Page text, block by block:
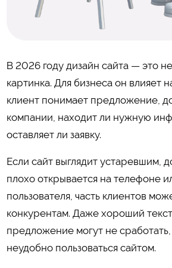
В 2026 году дизайн сайта — это
картинка. Для бизнеса он влияет
клиент понимает предложение,
компании, находит ли нужную
оставляет ли заявку.
Если сайт выглядит устаревшим,
плохо открывается на телефоне
пользователя, часть клиентов
конкурентам. Даже хороший
предложение могут не
неудобно пользоваться сайтом.